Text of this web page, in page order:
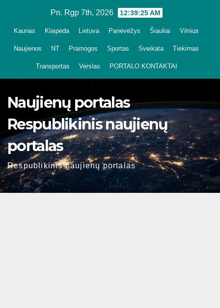
Pn. Rgp 7th, 2026 12:39:26 AM
Kaunas Klaipėda Lietuva Panevėžys Šiauliai Vilnius
Naujienos NT Pramogos Sportas Sveikata Tiekimas
Transportas Verslas PORTALO KONTAKTAI
Naujienų portalas
Respublikinis naujienų
portalas
Respublikinis naujienų portalas